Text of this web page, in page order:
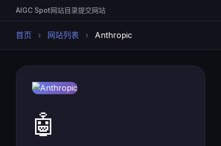
AIGC Spot网站目录提交网站
首页 › 网站列表 › Anthropic
🤖